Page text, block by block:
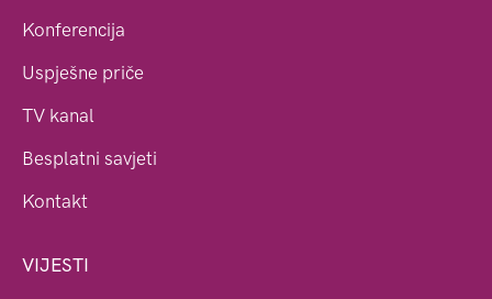
Konferencija
Uspješne priče
TV kanal
Besplatni savjeti
Kontakt
VIJESTI